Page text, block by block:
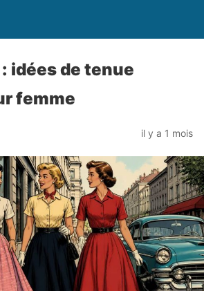
idées de tenue
femme
il y a 1 mois